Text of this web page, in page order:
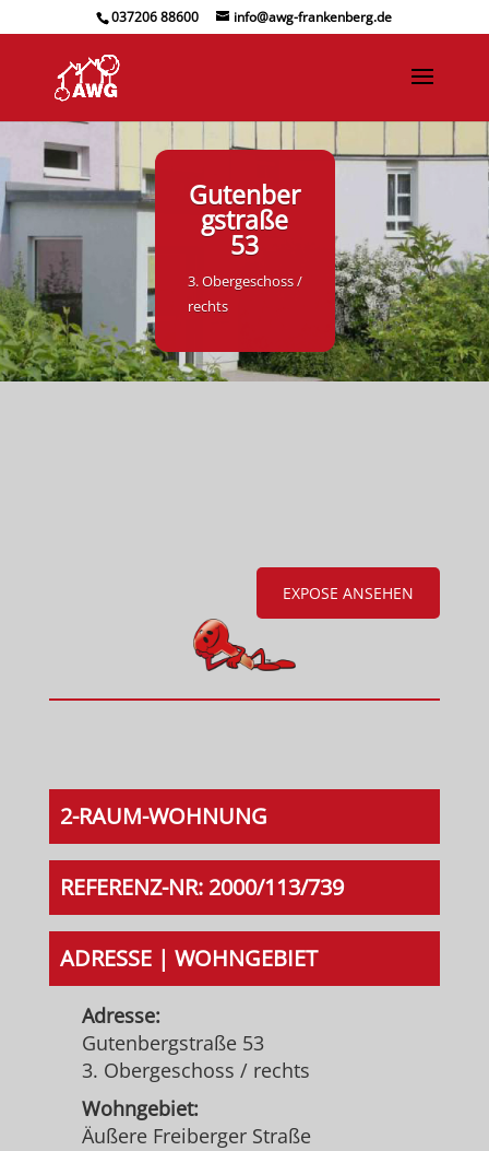
037206 88600 info@awg-frankenberg.de
Gutenber
gstraße
53
3. Obergeschoss /
rechts
EXPOSE ANSEHEN
2-RAUM-WOHNUNG
REFERENZ-NR: 2000/113/739
ADRESSE | WOHNGEBIET
Adresse:
Gutenbergstraße 53
3. Obergeschoss / rechts
Wohngebiet:
Äußere Freiberger Straße